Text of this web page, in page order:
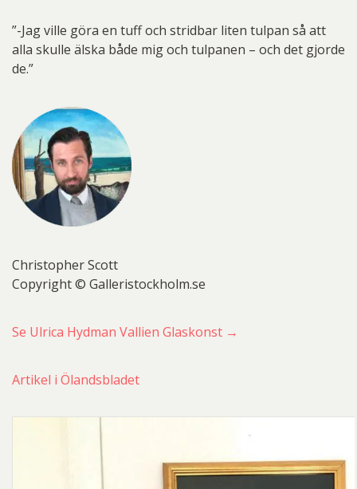
”-Jag ville göra en tuff och stridbar liten tulpan så att
alla skulle älska både mig och tulpanen – och det gjorde
de.”
Christopher Scott
Copyright © Galleristockholm.se
Se Ulrica Hydman Vallien Glaskonst →
Artikel i Ölandsbladet